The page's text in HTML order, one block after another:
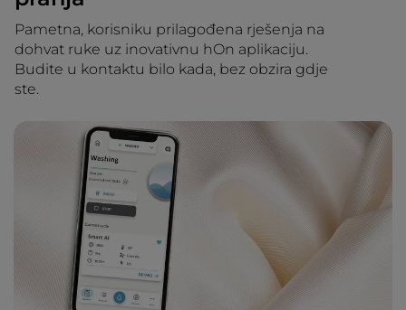
Pametna, korisniku prilagođena rješenja na
dohvat ruke uz inovativnu hOn aplikaciju.
Budite u kontaktu bilo kada, bez obzira gdje
ste.